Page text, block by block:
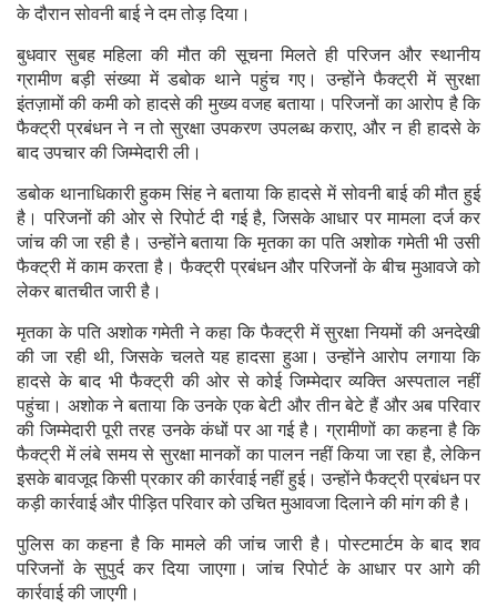
के दौरान सोवनी बाई ने दम तोड़ दिया।
बुधवार सुबह महिला की मौत की सूचना मिलते ही परिजन और स्थानीय
ग्रामीण बड़ी संख्या में डबोक थाने पहुंच गए। उन्होंने फैक्ट्री में सुरक्षा
इंतज़ामों की कमी को हादसे की मुख्य वजह बताया। परिजनों का आरोप है कि
फैक्ट्री प्रबंधन ने न तो सुरक्षा उपकरण उपलब्ध कराए, और न ही हादसे के
बाद उपचार की जिम्मेदारी ली।
डबोक थानाधिकारी हुकम सिंह ने बताया कि हादसे में सोवनी बाई की मौत हुई
है। परिजनों की ओर से रिपोर्ट दी गई है, जिसके आधार पर मामला दर्ज कर
जांच की जा रही है। उन्होंने बताया कि मृतका का पति अशोक गमेती भी उसी
फैक्ट्री में काम करता है। फैक्ट्री प्रबंधन और परिजनों के बीच मुआवजे को
लेकर बातचीत जारी है।
मृतका के पति अशोक गमेती ने कहा कि फैक्ट्री में सुरक्षा नियमों की अनदेखी
की जा रही थी, जिसके चलते यह हादसा हुआ। उन्होंने आरोप लगाया कि
हादसे के बाद भी फैक्ट्री की ओर से कोई जिम्मेदार व्यक्ति अस्पताल नहीं
पहुंचा। अशोक ने बताया कि उनके एक बेटी और तीन बेटे हैं और अब परिवार
की जिम्मेदारी पूरी तरह उनके कंधों पर आ गई है। ग्रामीणों का कहना है कि
फैक्ट्री में लंबे समय से सुरक्षा मानकों का पालन नहीं किया जा रहा है, लेकिन
इसके बावजूद किसी प्रकार की कार्रवाई नहीं हुई। उन्होंने फैक्ट्री प्रबंधन पर
कड़ी कार्रवाई और पीड़ित परिवार को उचित मुआवजा दिलाने की मांग की है।
पुलिस का कहना है कि मामले की जांच जारी है। पोस्टमार्टम के बाद शव
परिजनों के सुपुर्द कर दिया जाएगा। जांच रिपोर्ट के आधार पर आगे की
कार्रवाई की जाएगी।